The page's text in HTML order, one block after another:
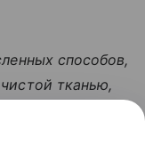
способов,
тканью,